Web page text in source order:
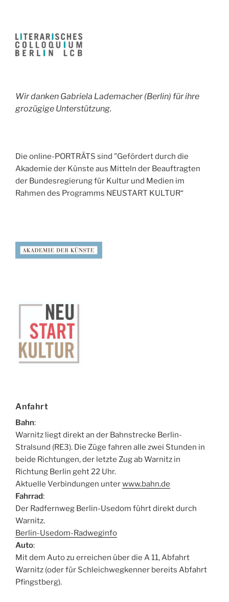
Wir danken Gabriela Lademacher (Berlin) für ihre
grozügige Unterstützung.
Die online-PORTRÄTS sind "Gefördert durch die
Akademie der Künste aus Mitteln der Beauftragten
der Bundesregierung für Kultur und Medien im
Rahmen des Programms NEUSTART KULTUR“
Anfahrt
Bahn:
Warnitz liegt direkt an der Bahnstrecke Berlin-
Stralsund (RE3). Die Züge fahren alle zwei Stunden in
beide Richtungen, der letzte Zug ab Warnitz in
Richtung Berlin geht 22 Uhr.
Aktuelle Verbindungen unterwww.bahn.de
Fahrrad:
Der Radfernweg Berlin-Usedom führt direkt durch
Warnitz.
Berlin-Usedom-Radweginfo
Auto:
Mit dem Auto zu erreichen über die A 11, Abfahrt
Warnitz (oder für Schleichwegkenner bereits Abfahrt
Pfingstberg).